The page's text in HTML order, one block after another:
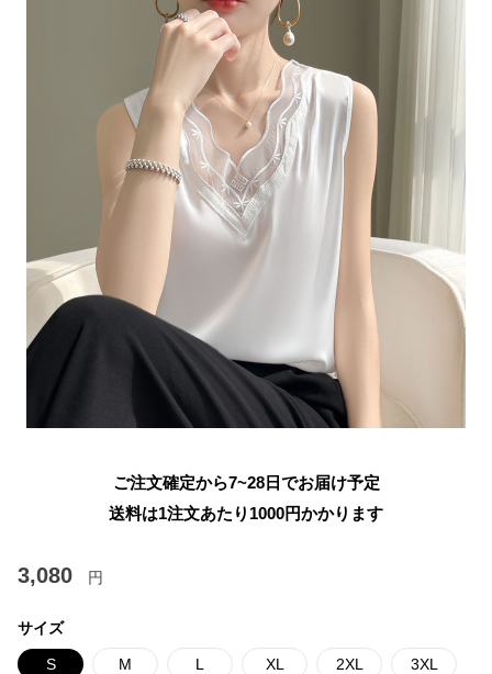
ご注文確定から7~28日でお届け予定
送料は1注文あたり 1000円かかります
3,080 円
サイズ
S M L XL 2XL 3XL